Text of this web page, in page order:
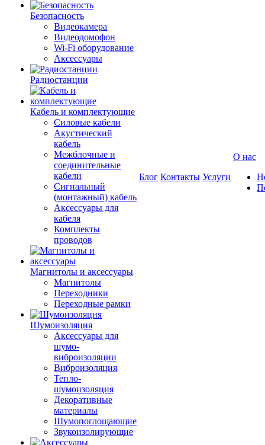
Безопасность
Видеокамера
Видеодомофон
Wi-Fi оборудование
Аксессуары
Радиостанции
Кабель и комплектующие
Силовые кабели
Акустический
кабель
Межблочные и
соединительные
кабели
Сигнальный
(монтажный) кабель
Аксессуары для
кабеля
Комплекты
проводов
Магнитолы и аксессуары
Магнитолы
Переходники
Переходные рамки
Шумоизоляция
Аксессуары для
шумо-
виброизоляции
Виброизоляция
Тепло-
шумоизоляция
Декоративные
материалы
Шумопоглощающие
Звукоизолирующие
Блог Контакты Услуги
О нас